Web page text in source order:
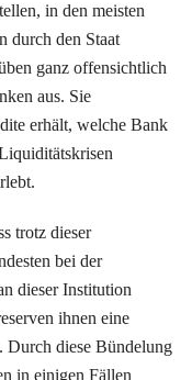
in den meisten
durch den Staat
ganz offensichtlich
aus. Sie
erhält, welche Bank
trotz dieser
bei der
dieser Institution
ihnen eine
Durch diese Bündelung
in einigen Fällen